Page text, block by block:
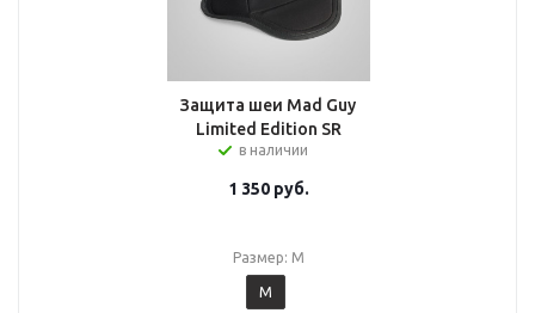
Защита шеи Mad Guy
Limited Edition SR
в наличии
1 350руб.
Размер: M
M